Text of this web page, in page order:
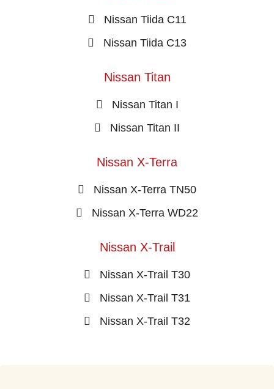
Nissan Tiida C11
Nissan Tiida C13
Nissan Titan
Nissan Titan I
Nissan Titan II
Nissan X-Terra
Nissan X-Terra TN50
Nissan X-Terra WD22
Nissan X-Trail
Nissan X-Trail T30
Nissan X-Trail T31
Nissan X-Trail T32